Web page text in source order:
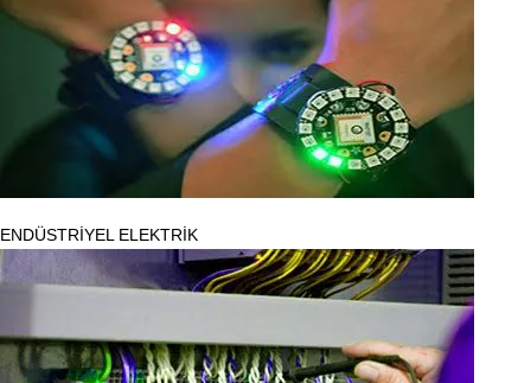
ENDÜSTRİYEL ELEKTRİK